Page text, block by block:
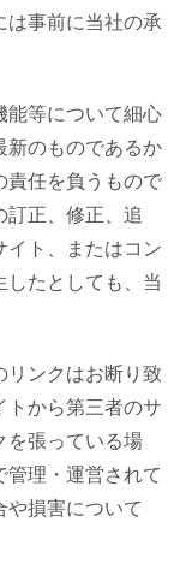
は事前に当社の承
能等について細心
新のものであるか
責任を負うもので
訂正、修正、追
イト、またはコン
したとしても、当
リンクはお断り致
トから第三者のサ
を張っている場
理・運営されて
や損害について